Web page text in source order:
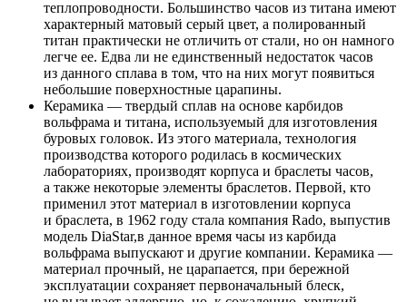
теплопроводности. Большинство часов из титана имеют
характерный матовый серый цвет, а полированный
титан практически не отличить от стали, но он намного
легче ее. Едва ли не единственный недостаток часов
из данного сплава в том, что на них могут появиться
небольшие поверхностные царапины.
Керамика — твердый сплав на основе карбидов
вольфрама и титана, используемый для изготовления
буровых головок. Из этого материала, технология
производства которого родилась в космических
лабораториях, производят корпуса и браслеты часов,
а также некоторые элементы браслетов. Первой, кто
применил этот материал в изготовлении корпуса
и браслета, в 1962 году стала компания Rado, выпустив
модель DiaStar,в данное время часы из карбида
вольфрама выпускают и другие компании. Керамика —
материал прочный, не царапается, при бережной
эксплуатации сохраняет первоначальный блеск,